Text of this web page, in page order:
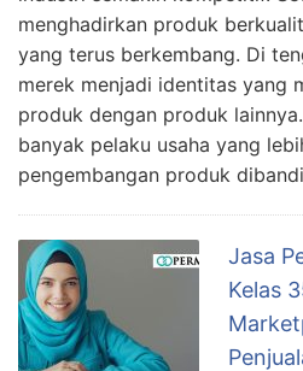
menghadirkan produk
yang terus berkembang. Di
merek menjadi identitas yang
produk dengan produk
banyak pelaku usaha yang
pengembangan produk
Jasa
Kelas